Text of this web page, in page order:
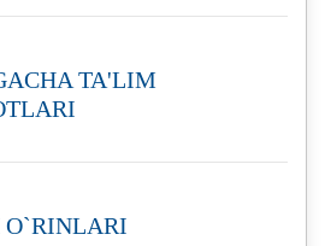
TA'LIM
O`RINLARI